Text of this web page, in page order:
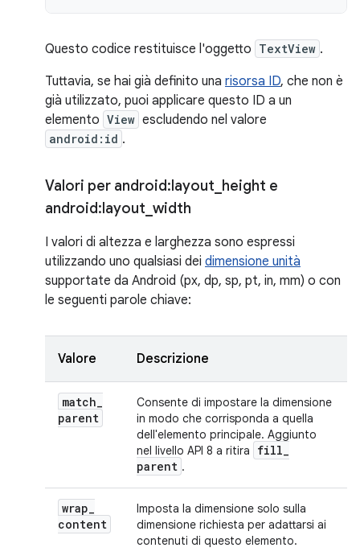
Questo codice restituisce l'oggetto TextView .
Tuttavia, se hai già definito una risorsa ID, che non è
già utilizzato, puoi applicare questo ID a un
elemento View escludendo nel valore
android:id .
Valori per android:layout height e
android:layout width
I valori di altezza e larghezza sono espressi
utilizzando uno qualsiasi dei dimensione unità
supportate da Android (px, dp, sp, pt, in, mm) o con
le seguenti parole chiave:
Valore Descrizione
match_
parent
Consente di impostare la dimensione
in modo che corrisponda a quella
dell'elemento principale. Aggiunto
nel livello API 8 a ritira
fill_
parent .
wrap_
content
Imposta la dimensione solo sulla
dimensione richiesta per adattarsi ai
contenuti di questo elemento.